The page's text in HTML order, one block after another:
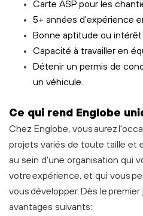
Carte ASP pour les
5+ années d'expérience
Bonne aptitude ou
Capacité à travailler en
Détenir un permis de
un véhicule.
Ce qui rend Englobe
Chez Englobe, vous aurez
projets variés de toute taille et
au sein d'une organisation qui
votre expérience, et qui vous
vous développer. Dès le
avantages suivants: